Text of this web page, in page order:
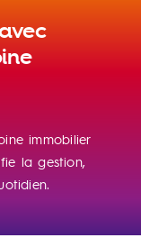
immobilier
la gestion,